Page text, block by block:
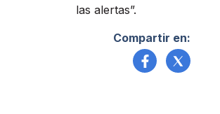
las alertas”.
Compartir en: